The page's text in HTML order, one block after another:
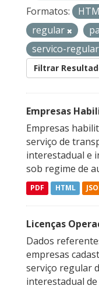
Formatos:
regular
servico-regular
Filtrar
Empresas
Empresas
serviço de
interestadual e
sob regime de
PDF HTML
Licenças
Dados
empresas
serviço regular
interestadual